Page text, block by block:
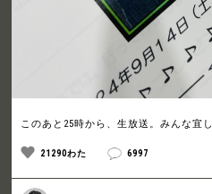
このあと25時から、生放送。みんな宜し
21290わた 6997